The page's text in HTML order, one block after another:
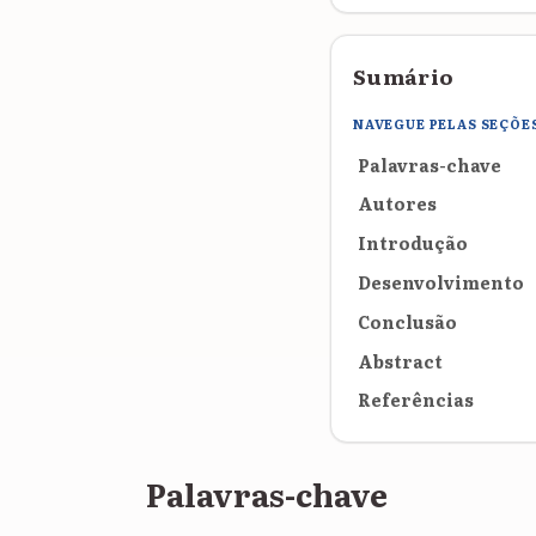
Sumário
NAVEGUE PELAS
Palavras-chave
Autores
Introdução
Desenvolvimento
Conclusão
Abstract
Referências
Palavras-chave